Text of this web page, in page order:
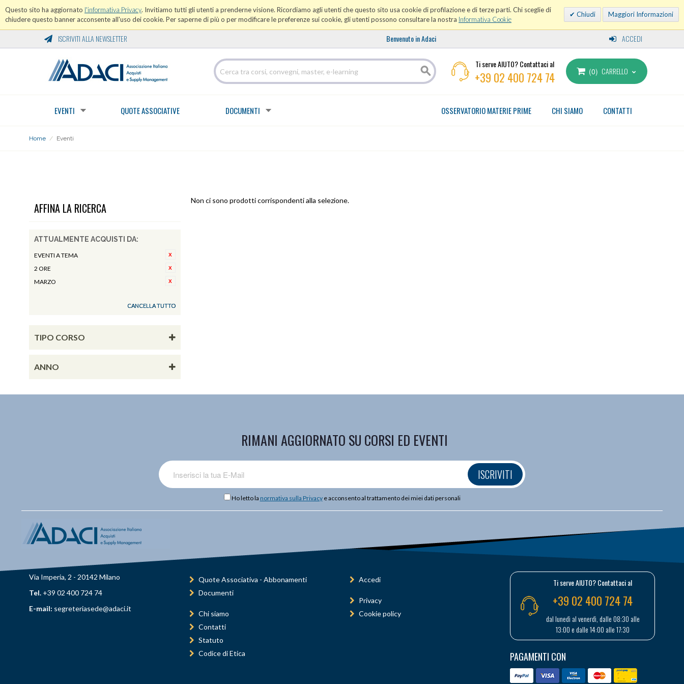
Questo sito ha aggiornato l'informativa Privacy. Invitiamo tutti gli utenti a prenderne visione. Ricordiamo agli utenti che questo sito usa cookie di profilazione e di terze parti. Chi sceglie di
chiudere questo banner acconsente all'uso dei cookie. Per saperne di più o per modificare le preferenze sui cookie, gli utenti possono consultare la nostra Informativa Cookie
Chiudi Maggiori Informazioni
ISCRIVITI ALLA NEWSLETTER Benvenuto in Adaci ACCEDI
Ti serve AIUTO? Contattaci al
+39 02 400 724 74 0 CARRELLO
EVENTI QUOTE ASSOCIATIVE DOCUMENTI CONTATTI
CHI SIAMO
OSSERVATORIO MATERIE PRIME
Home / Eventi
AFFINA LA RICERCA
ATTUALMENTE ACQUISTI DA:
EVENTI A TEMA
2 ORE
MARZO
CANCELLA TUTTO
TIPO CORSO
ANNO
Non ci sono prodotti corrispondenti alla selezione.
RIMANI AGGIORNATO SU CORSI ED EVENTI
ISCRIVITI
Ho letto la normativa sulla Privacye acconsento al trattamento dei miei dati personali
Via Imperia, 2 - 20142 Milano
Tel. +39 02 400 724 74
E-mail: segreteriasede@adaci.it
Quote Associativa - Abbonamenti
Documenti
Chi siamo
Contatti
Statuto
Codice di Etica
Accedi
Privacy
Cookie policy
Ti serve AIUTO? Contattaci al
+39 02 400 724 74
dal lunedì al venerdì, dalle 08:30 alle
13:00 e dalle 14:00 alle 17:30
PAGAMENTI CON